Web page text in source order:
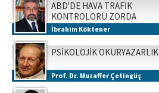
ABD'DE HAVA TRAFİK
KONTROLÖRÜ ZORDA
İbrahim Köktener
PSİKOLOJİK OKURYAZARLIK
Prof. Dr. Muzaffer Çetingüç